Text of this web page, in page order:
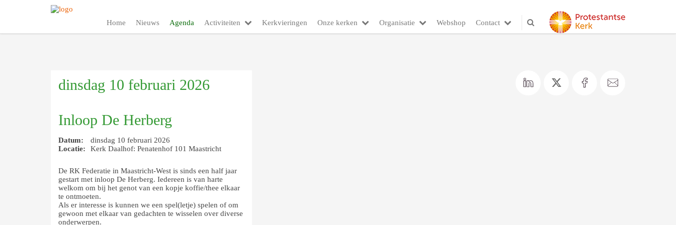
Home Nieuws Agenda Activiteiten Kerkvieringen Onze kerken Organisatie Webshop Contact
dinsdag 10 februari 2026
Inloop De Herberg
Datum:
dinsdag 10 februari 2026
Locatie:
Kerk Daalhof: Penatenhof 101 Maastricht
De RK Federatie in Maastricht-West is sinds een half jaar
gestart met inloop De Herberg. Iedereen is van harte
welkom om bij het genot van een kopje koffie/thee elkaar
te ontmoeten.
Als er interesse is kunnen we een spel(letje) spelen of om
gewoon met elkaar van gedachten te wisselen over diverse
onderwerpen.